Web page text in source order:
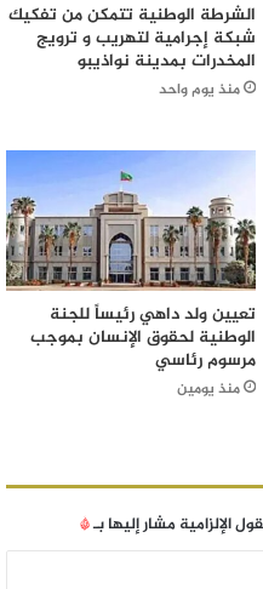
الشرطة الوطنية تتمكن من تفكيك
شبكة إجرامية لتهريب و ترويج
المخدرات بمدينة نواذيبو
منذ يوم واحد
تعيين ولد داهي رئيساً للجنة
الوطنية لحقوق الإنسان بموجب
مرسوم رئاسي
منذ يومين
الإلزامية مشار إليها بـ*